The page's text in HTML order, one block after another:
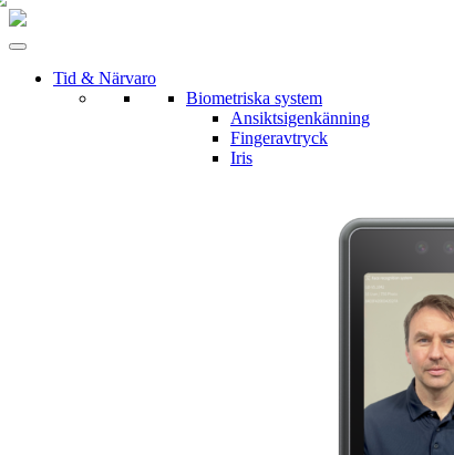
Tid & Närvaro
Biometriska system
Ansiktsigenkänning
Fingeravtryck
Iris